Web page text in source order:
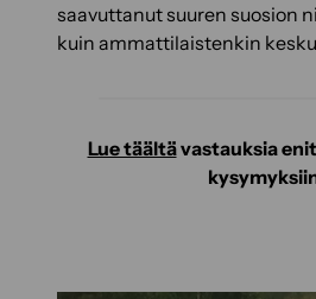
saavuttanut suuren suosion
kuin ammattilaistenkin
Lue täältävastauksia